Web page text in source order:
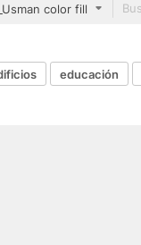
color fill
educación